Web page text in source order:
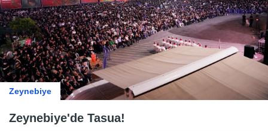
Zeynebiye
Zeynebiye'de Tasua!